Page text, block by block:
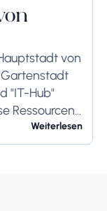
von
"IT-Hub"
Ressourcen
Bangalore ist
Weiterlesen